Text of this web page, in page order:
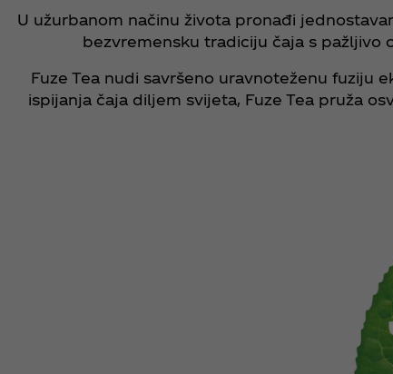
U užurbanom načinu života pronađi
bezvremensku tradiciju čaja s pažljivo
Fuze Tea nudi savršeno uravnoteženu fuziju
ispijanja čaja diljem svijeta, Fuze Tea pruža